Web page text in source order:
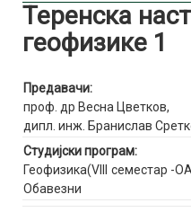
Теренска
геофизике 1
Предавачи:
проф. др Весна Цветков,
дипл. инж. Бранислав
Студијски програм:
Геофизика(VIII семестар -
Обавезни